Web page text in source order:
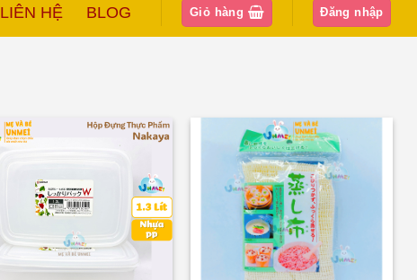
LIÊN HỆ BLOG Giỏ hàng Đăng nhập